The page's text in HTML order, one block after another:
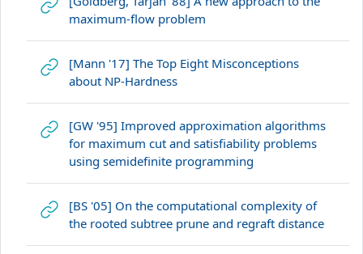
maximum-flow problem
[Mann '17] The Top Eight Misconceptions
about NP-HardnessLink/URL
[GW '95] Improved approximation algorithms
for maximum cut and satisfiability problems
using semidefinite programming
[BS '05] On the computational complexity of
the rooted subtree prune and regraft distanceLink/